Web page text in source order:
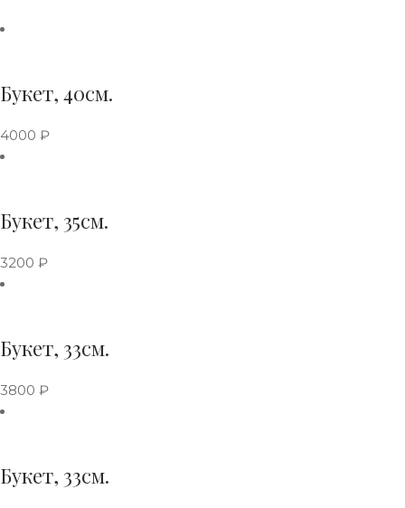
Букет, 40см.
4000 ₽
Букет, 35см.
3200 ₽
Букет, 33см.
3800 ₽
Букет, 33см.